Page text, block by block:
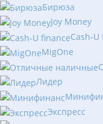
Бирюза
Joy Money
Cash-U
MigOne
Лидер
Экспресс